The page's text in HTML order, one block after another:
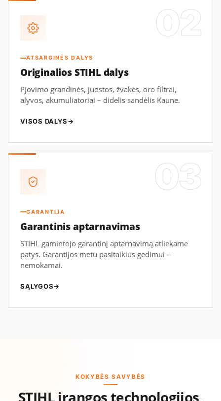
02
ATSARGINĖS DALYS
Originalios STIHL dalys
Pjovimo grandinės, juostos, žvakės, oro filtrai,
alyvos, akumuliatoriai – didelis sandėlis Kaune.
VISOS DALYS→
03
GARANTIJA
Garantinis aptarnavimas
STIHL gamintojo garantinį aptarnavimą atliekame
patys. Garantijos metu pasitaikius gedimui –
nemokamai.
SĄLYGOS→
KOKYBĖS SAVYBĖS
STIHL įrangos technologijos,